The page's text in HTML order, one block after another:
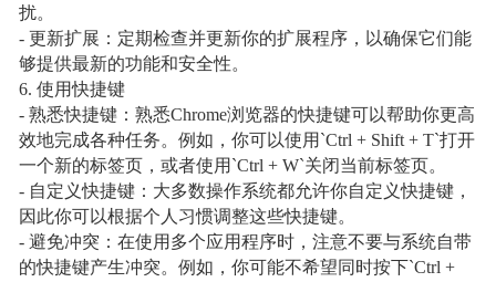
扰。
- 更新扩展：定期检查并更新你的扩展程序，以确保它们能
够提供最新的功能和安全性。
6. 使用快捷键
- 熟悉快捷键：熟悉Chrome浏览器的快捷键可以帮助你更高
效地完成各种任务。例如，你可以使用`Ctrl + Shift + T`打开
一个新的标签页，或者使用`Ctrl + W`关闭当前标签页。
- 自定义快捷键：大多数操作系统都允许你自定义快捷键，
因此你可以根据个人习惯调整这些快捷键。
- 避免冲突：在使用多个应用程序时，注意不要与系统自带
的快捷键产生冲突。例如，你可能不希望同时按下`Ctrl +